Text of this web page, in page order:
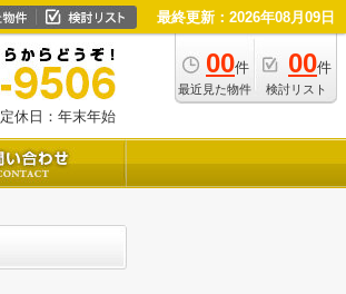
最終更新：2026年08月09日
00件
最近見た物件
00件
検討リスト
定休日：年末年始